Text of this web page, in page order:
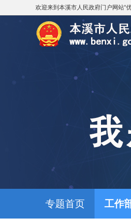
欢迎来到 本溪市人民政府门户网站“
专题首页 工作